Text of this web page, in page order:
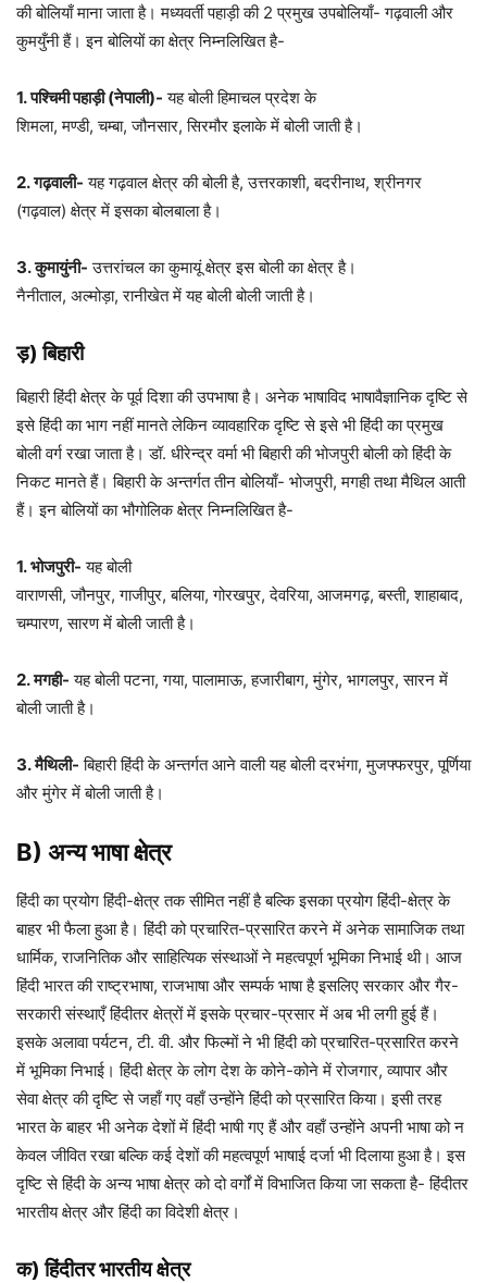
की बोलियाँ माना जाता है। मध्यवर्ती पहाड़ी की 2 प्रमुख उपबोलियाँ- गढ़वाली और
कुमयुँनी हैं। इन बोलियों का क्षेत्र निम्नलिखित है-
1. पश्चिमी पहाड़ी (नेपाली)- यह बोली हिमाचल प्रदेश के
शिमला, मण्डी, चम्बा, जौनसार, सिरमौर इलाके में बोली जाती है।
2. गढ़वाली- यह गढ़वाल क्षेत्र की बोली है, उत्तरकाशी, बदरीनाथ, श्रीनगर
(गढ़वाल) क्षेत्र में इसका बोलबाला है।
3. कुमायुंनी- उत्तरांचल का कुमायूं क्षेत्र इस बोली का क्षेत्र है।
नैनीताल, अल्मोड़ा, रानीखेत में यह बोली बोली जाती है।
ड़) बिहारी
बिहारी हिंदी क्षेत्र के पूर्व दिशा की उपभाषा है। अनेक भाषाविद भाषावैज्ञानिक दृष्टि से
इसे हिंदी का भाग नहीं मानते लेकिन व्यावहारिक दृष्टि से इसे भी हिंदी का प्रमुख
बोली वर्ग रखा जाता है। डॉ. धीरेन्द्र वर्मा भी बिहारी की भोजपुरी बोली को हिंदी के
निकट मानते हैं। बिहारी के अन्तर्गत तीन बोलियाँ- भोजपुरी, मगही तथा मैथिल आती
हैं। इन बोलियों का भौगोलिक क्षेत्र निम्नलिखित है-
1. भोजपुरी- यह बोली
वाराणसी, जौनपुर, गाजीपुर, बलिया, गोरखपुर, देवरिया, आजमगढ़, बस्ती, शाहाबाद,
चम्पारण, सारण में बोली जाती है।
2. मगही- यह बोली पटना, गया, पालामाऊ, हजारीबाग, मुंगेर, भागलपुर, सारन में
बोली जाती है।
3. मैथिली- बिहारी हिंदी के अन्तर्गत आने वाली यह बोली दरभंगा, मुजफ्फरपुर, पूर्णिया
और मुंगेर में बोली जाती है।
B) अन्य भाषा क्षेत्र
हिंदी का प्रयोग हिंदी-क्षेत्र तक सीमित नहीं है बल्कि इसका प्रयोग हिंदी-क्षेत्र के
बाहर भी फैला हुआ है। हिंदी को प्रचारित-प्रसारित करने में अनेक सामाजिक तथा
धार्मिक, राजनितिक और साहित्यिक संस्थाओं ने महत्वपूर्ण भूमिका निभाई थी। आज
हिंदी भारत की राष्ट्रभाषा, राजभाषा और सम्पर्क भाषा है इसलिए सरकार और गैर-
सरकारी संस्थाएँ हिंदीतर क्षेत्रों में इसके प्रचार-प्रसार में अब भी लगी हुई हैं।
इसके अलावा पर्यटन, टी. वी. और फिल्मों ने भी हिंदी को प्रचारित-प्रसारित करने
में भूमिका निभाई। हिंदी क्षेत्र के लोग देश के कोने-कोने में रोजगार, व्यापार और
सेवा क्षेत्र की दृष्टि से जहाँ गए वहाँ उन्होंने हिंदी को प्रसारित किया। इसी तरह
भारत के बाहर भी अनेक देशों में हिंदी भाषी गए हैं और वहाँ उन्होंने अपनी भाषा को न
केवल जीवित रखा बल्कि कई देशों की महत्वपूर्ण भाषाई दर्जा भी दिलाया हुआ है। इस
दृष्टि से हिंदी के अन्य भाषा क्षेत्र को दो वर्गों में विभाजित किया जा सकता है- हिंदीतर
भारतीय क्षेत्र और हिंदी का विदेशी क्षेत्र।
क) हिंदीतर भारतीय क्षेत्र